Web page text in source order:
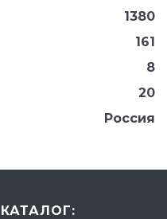
1380
161
8
20
Россия
КАТАЛОГ: